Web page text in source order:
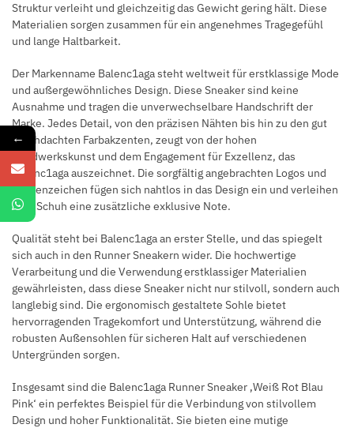
Struktur verleiht und gleichzeitig das Gewicht gering hält. Diese
Materialien sorgen zusammen für ein angenehmes Tragegefühl
und lange Haltbarkeit.
Der Markenname Balenc1aga steht weltweit für erstklassige Mode
und außergewöhnliches Design. Diese Sneaker sind keine
Ausnahme und tragen die unverwechselbare Handschrift der
Marke. Jedes Detail, von den präzisen Nähten bis hin zu den gut
durchdachten Farbakzenten, zeugt von der hohen
Handwerkskunst und dem Engagement für Exzellenz, das
Balenc1aga auszeichnet. Die sorgfältig angebrachten Logos und
Markenzeichen fügen sich nahtlos in das Design ein und verleihen
dem Schuh eine zusätzliche exklusive Note.
Qualität steht bei Balenc1aga an erster Stelle, und das spiegelt
sich auch in den Runner Sneakern wider. Die hochwertige
Verarbeitung und die Verwendung erstklassiger Materialien
gewährleisten, dass diese Sneaker nicht nur stilvoll, sondern auch
langlebig sind. Die ergonomisch gestaltete Sohle bietet
hervorragenden Tragekomfort und Unterstützung, während die
robusten Außensohlen für sicheren Halt auf verschiedenen
Untergründen sorgen.
Insgesamt sind die Balenc1aga Runner Sneaker ‚Weiß Rot Blau
Pink‘ ein perfektes Beispiel für die Verbindung von stilvollem
Design und hoher Funktionalität. Sie bieten eine mutige
←